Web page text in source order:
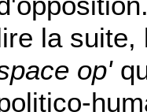
la suite,
op'